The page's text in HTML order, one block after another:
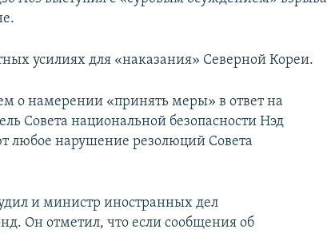
усилиях для «наказания» Северной Кореи.
о намерении «принять меры» в ответ на
Совета национальной безопасности Нэд
любое нарушение резолюций Совета
и министр иностранных дел
Он отметил, что если сообщения об